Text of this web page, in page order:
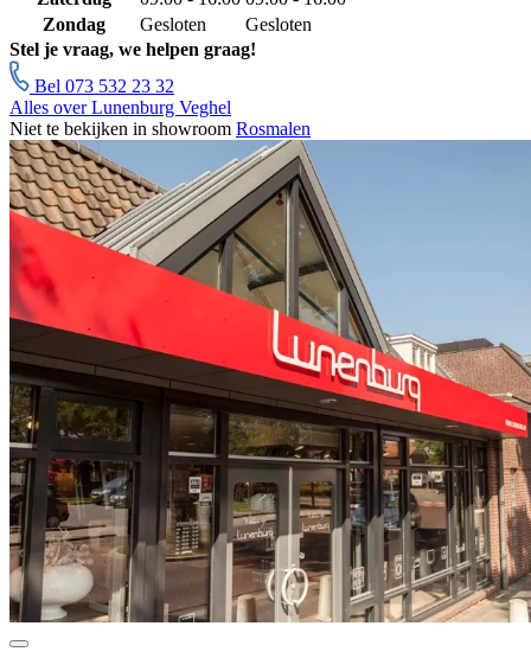
Zondag
Gesloten
Gesloten
Stel je vraag, we helpen graag!
Bel 073 532 23 32
Alles over Lunenburg Veghel
Niet te bekijken in showroom Rosmalen